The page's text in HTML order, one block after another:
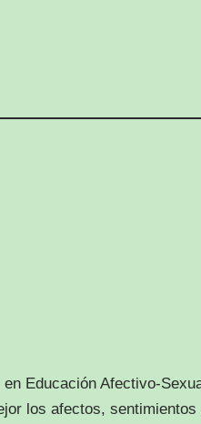
Educación Afectivo-
los afectos, sentimientos